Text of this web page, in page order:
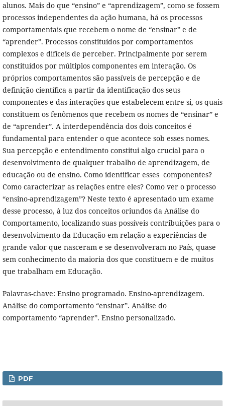
alunos. Mais do que “ensino” e “aprendizagem”, como se fossem
processos independentes da ação humana, há os processos
comportamentais que recebem o nome de “ensinar” e de
“aprender”. Processos constituídos por comportamentos
complexos e difíceis de perceber. Principalmente por serem
constituídos por múltiplos componentes em interação. Os
próprios comportamentos são passíveis de percepção e de
definição científica a partir da identificação dos seus
componentes e das interações que estabelecem entre si, os quais
constituem os fenômenos que recebem os nomes de “ensinar” e
de “aprender”. A interdependência dos dois conceitos é
fundamental para entender o que acontece sob esses nomes.
Sua percepção e entendimento constitui algo crucial para o
desenvolvimento de qualquer trabalho de aprendizagem, de
educação ou de ensino. Como identificar esses componentes?
Como caracterizar as relações entre eles? Como ver o processo
“ensino-aprendizagem”? Neste texto é apresentado um exame
desse processo, à luz dos conceitos oriundos da Análise do
Comportamento, localizando suas possíveis contribuições para o
desenvolvimento da Educação em relação a experiências de
grande valor que nasceram e se desenvolveram no País, quase
sem conhecimento da maioria dos que constituem e de muitos
que trabalham em Educação.
Palavras-chave: Ensino programado. Ensino-aprendizagem.
Análise do comportamento “ensinar”. Análise do
comportamento “aprender”. Ensino personalizado.
PDF